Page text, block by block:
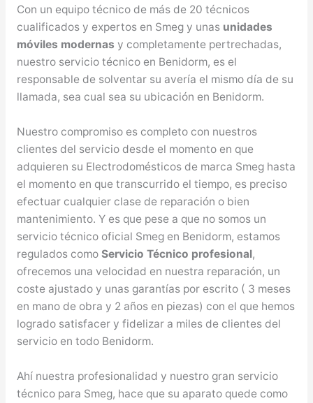
Con un equipo técnico de más de 20 técnicos
cualificados y expertos en Smeg y unas unidades
móviles modernas y completamente pertrechadas,
nuestro servicio técnico en Benidorm, es el
responsable de solventar su avería el mismo día de su
llamada, sea cual sea su ubicación en Benidorm.
Nuestro compromiso es completo con nuestros
clientes del servicio desde el momento en que
adquieren su Electrodomésticos de marca Smeg hasta
el momento en que transcurrido el tiempo, es preciso
efectuar cualquier clase de reparación o bien
mantenimiento. Y es que pese a que no somos un
servicio técnico oficial Smeg en Benidorm, estamos
regulados como Servicio Técnico profesional,
ofrecemos una velocidad en nuestra reparación, un
coste ajustado y unas garantías por escrito ( 3 meses
en mano de obra y 2 años en piezas) con el que hemos
logrado satisfacer y fidelizar a miles de clientes del
servicio en todo Benidorm.
Ahí nuestra profesionalidad y nuestro gran servicio
técnico para Smeg, hace que su aparato quede como